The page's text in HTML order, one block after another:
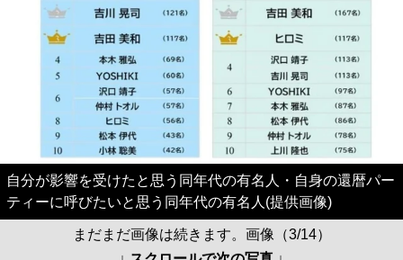
自分が影響を受けたと思う同年代の有名人・自身の還暦パー
ティーに呼びたいと思う同年代の有名人(提供画像)
まだまだ画像は続きます。画像（3/14）
↓ スクロールで次の写真 ↓